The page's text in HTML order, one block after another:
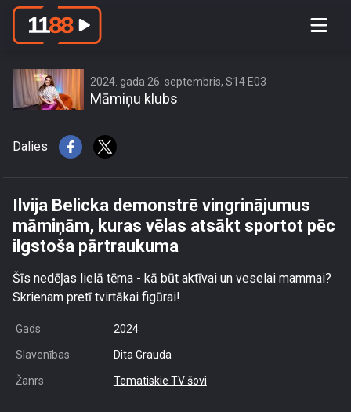
Ilvija Belicka demonstrē vingrinājumus
2024. gada 26. septembris, S14 E03
Māmiņu klubs
Dalies
Ilvija Belicka demonstrē vingrinājumus
māmiņām, kuras vēlas atsākt sportot pēc
ilgstoša pārtraukuma
Šīs nedēļas lielā tēma - kā būt aktīvai un veselai mammai?
Skrienam pretī tvirtākai figūrai!
Gads 2024
Slavenības Dita Grauda
Žanrs Tematiskie TV šovi